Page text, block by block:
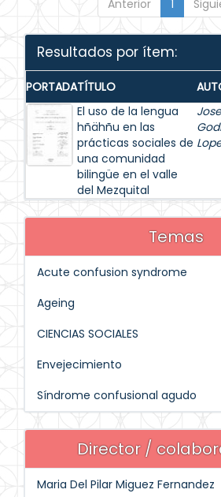
Anterior 1
Resultados por ítem:
PORTADATÍTULO
El uso de la lengua
hñähñu en las
prácticas sociales de
una comunidad
bilingüe en el valle
del Mezquital
Temas
Acute confusion syndrome
Ageing
CIENCIAS SOCIALES
Envejecimiento
Síndrome confusional agudo
Director /
Maria Del Pilar Miguez Fernandez